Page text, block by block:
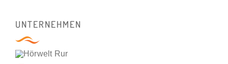
UNTERNEHMEN